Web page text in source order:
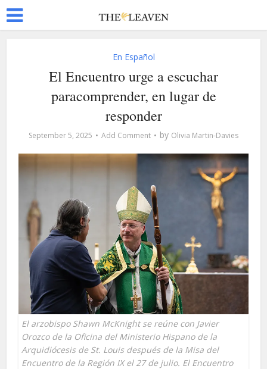
En Español
El Encuentro urge a escuchar
paracomprender, en lugar de
responder
September 5, 2025 Add Comment by Olivia Martin-Davies
El arzobispo Shawn McKnight se reúne con Javier
Orozco de la Oficina del Ministerio Hispano de la
Arquidiócesis de St. Louis después de la Misa del
Encuentro de la Región IX el 27 de julio. El Encuentro